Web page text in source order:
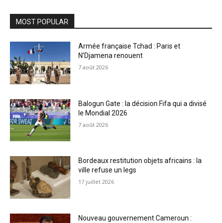
MOST POPULAR
Armée française Tchad : Paris et
N’Djamena renouent
7 août 2026
Balogun Gate : la décision Fifa qui a divisé
le Mondial 2026
7 août 2026
Bordeaux restitution objets africains : la
ville refuse un legs
17 juillet 2026
Nouveau gouvernement Cameroun :